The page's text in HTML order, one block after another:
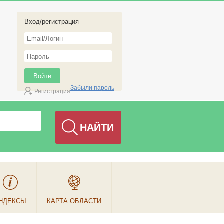
Вход/регистрация
РегистрацияЗабыли пароль
КАРТА ОБЛАСТИ